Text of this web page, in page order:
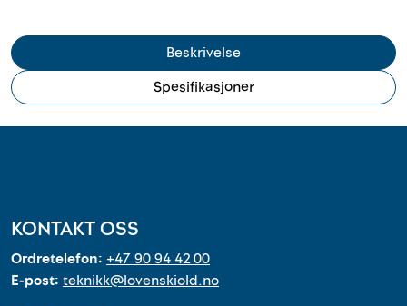
Beskrivelse
Spesifikasjoner
KONTAKT OSS
Ordretelefon: +47 90 94 42 00
E-post: teknikk@lovenskiold.no